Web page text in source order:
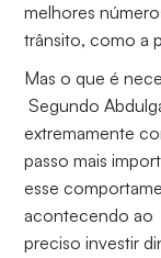
melhores
trânsito, como a
Mas o que é
Segundo
extremamente
passo mais
esse
acontecendo ao
preciso investir